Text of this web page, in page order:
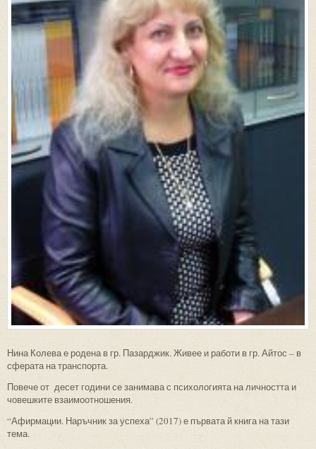
Нина Колева е родена в гр. Пазарджик. Живее и работи в гр. Айтос – в
сферата на транспорта.
Повече от десет години се занимава с психологията на личността и
човешките взаимоотношения.
“Афирмации. Наръчник за успеха” (2017) е първата й книга на тази
тема.